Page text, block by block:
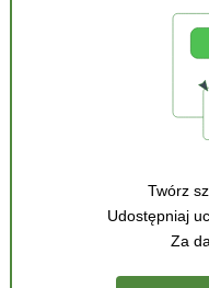
Twórz
Udostępniaj
Za